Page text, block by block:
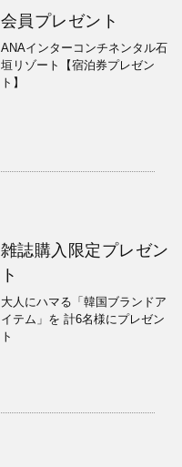
会員プレゼント
ANAインターコンチネンタル石
垣リゾート【宿泊券プレゼン
ト】
雑誌購入限定プレゼン
ト
大人にハマる「韓国ブランドア
イテム」を 計6名様にプレゼン
ト